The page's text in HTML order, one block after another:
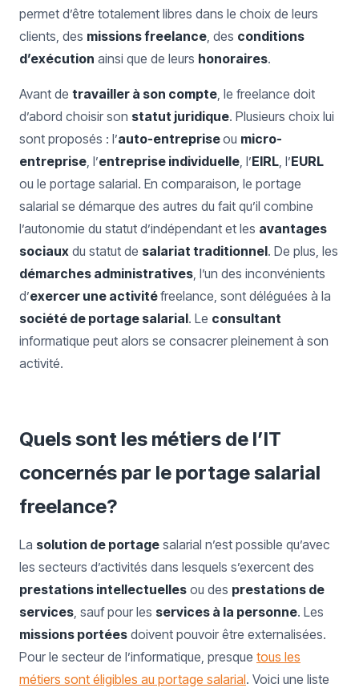
permet d’être totalement libres dans le choix de leurs
clients, des missions freelance, des conditions
d’exécution ainsi que de leurs honoraires.
Avant de travailler à son compte, le freelance doit
d’abord choisir son statut juridique. Plusieurs choix lui
sont proposés : l’auto-entrepriseou micro-
entreprise, l’entreprise individuelle, l’EIRL, l’EURL
ou le portage salarial. En comparaison, le portage
salarial se démarque des autres du fait qu’il combine
l’autonomie du statut d’indépendant et les avantages
sociaux du statut de salariat traditionnel. De plus, les
démarches administratives, l’un des inconvénients
d’exercer une activitéfreelance, sont déléguées à la
société de portage salarial. Le consultant
informatique peut alors se consacrer pleinement à son
activité.
Quels sont les métiers de l’IT
concernés par le portage salarial
freelance?
La solution de portage salarial n’est possible qu’avec
les secteurs d’activités dans lesquels s’exercent des
prestations intellectuelles ou des prestations de
services, sauf pour les services à la personne. Les
missions portées doivent pouvoir être externalisées.
Pour le secteur de l’informatique, presque tous les
métiers sont éligibles au portage salarial. Voici une liste